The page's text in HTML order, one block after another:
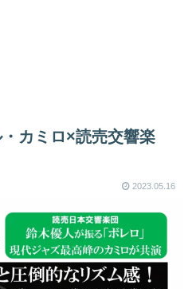
カミロ×読売交響楽
2023.05.16